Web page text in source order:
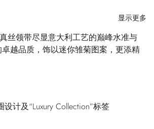
显示更多
丝领带尽显意大利工艺的巅峰水准与
卓越品质，饰以迷你雏菊图案，更添精
计及“Luxury Collection”标签